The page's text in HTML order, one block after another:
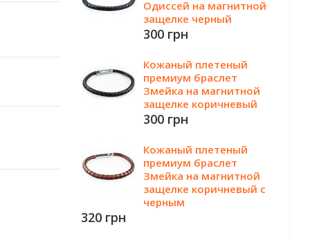
Одиссей на магнитной
защелке черный
300 грн
Кожаный плетеный
премиум браслет
Змейка на магнитной
защелке коричневый
300 грн
Кожаный плетеный
премиум браслет
Змейка на магнитной
защелке коричневый с
черным
320 грн